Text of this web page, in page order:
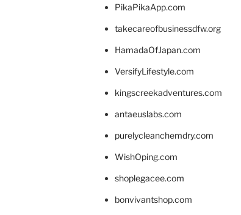
PikaPikaApp.com
takecareofbusinessdfw.org
HamadaOfJapan.com
VersifyLifestyle.com
kingscreekadventures.com
antaeuslabs.com
purelycleanchemdry.com
WishOping.com
shoplegacee.com
bonvivantshop.com